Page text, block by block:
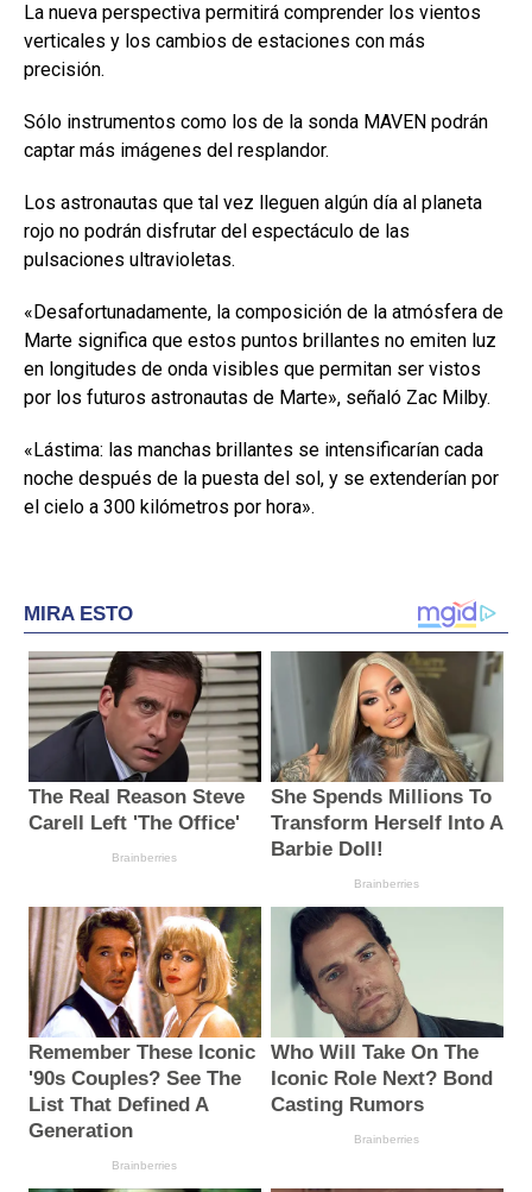
La nueva perspectiva permitirá comprender los vientos
verticales y los cambios de estaciones con más
precisión.
Sólo instrumentos como los de la sonda MAVEN podrán
captar más imágenes del resplandor.
Los astronautas que tal vez lleguen algún día al planeta
rojo no podrán disfrutar del espectáculo de las
pulsaciones ultravioletas.
«Desafortunadamente, la composición de la atmósfera de
Marte significa que estos puntos brillantes no emiten luz
en longitudes de onda visibles que permitan ser vistos
por los futuros astronautas de Marte», señaló Zac Milby.
«Lástima: las manchas brillantes se intensificarían cada
noche después de la puesta del sol, y se extenderían por
el cielo a 300 kilómetros por hora».